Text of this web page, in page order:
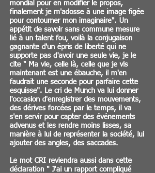
mondial pour en modifier le propos,
finalement je m'adosse à une image figée
pour contourner mon imaginaire". Un
appétit de savoir sans commune mesure
lié à un talent fou, voilà la conjugaison
gagnante d'un épris de liberté qui ne
supporte pas d'avoir une seule vie, je le
cite " Ma vie, celle là, celle que je vis
maintenant est une ébauche, il m'en
faudrait une seconde pour parfaire cette
esquisse". Le cri de Munch va lui donner
l'occasion d'enregistrer des mouvements,
des dérives forcées par le temps, il va
s'en servir pour capter des événements
advenus et les rendre moins lisses, sa
manière à lui de représenter la société, lui
ajouter des angles, des saccades.
Le mot CRI reviendra aussi dans cette
déclaration " J'ai un rapport compliqué